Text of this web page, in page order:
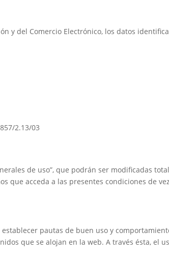
y del Comercio Electrónico, los datos
2.13/03
de uso”, que podrán ser modificadas
que acceda a las presentes condiciones de
pautas de buen uso y
que se alojan en la web. A través ésta, el